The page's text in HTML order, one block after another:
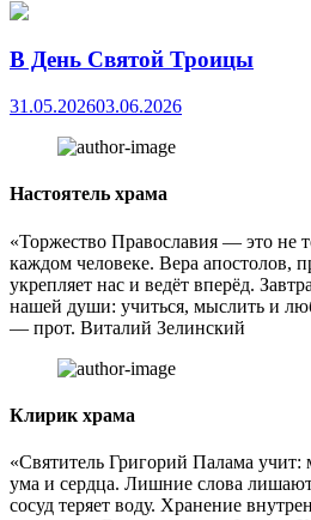
В День Святой Троицы
31.05.202603.06.2026
Настоятель храма
«Торжество Православия — это не
каждом человеке. Вера апостолов,
укрепляет нас и ведёт вперёд.
нашей души: учиться, мыслить и
— прот. Виталий Зелинский
Клирик храма
«Святитель Григорий Палама
ума и сердца. Лишние слова
сосуд теряет воду. Хранение